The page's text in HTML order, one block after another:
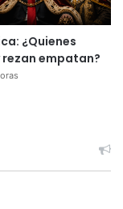
¿Quienes
rezan empatan?